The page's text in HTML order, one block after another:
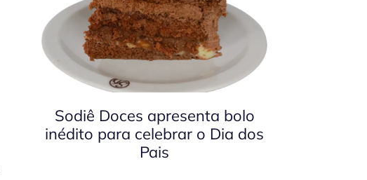
Sodiê Doces apresenta bolo
inédito para celebrar o Dia dos
Pais